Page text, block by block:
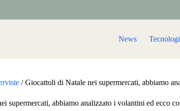
News
/Giocattoli di Natale nei supermercati, abbiamo
supermercati, abbiamo analizzato i volantini ed ecco